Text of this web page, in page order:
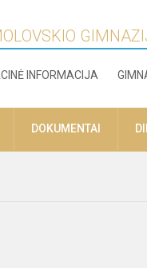
INFORMACIJA
DOKUMENTAI